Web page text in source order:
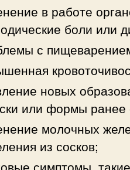
в работе
боли или
с
новых
или формы
молочных
из сосков;
симптомы,